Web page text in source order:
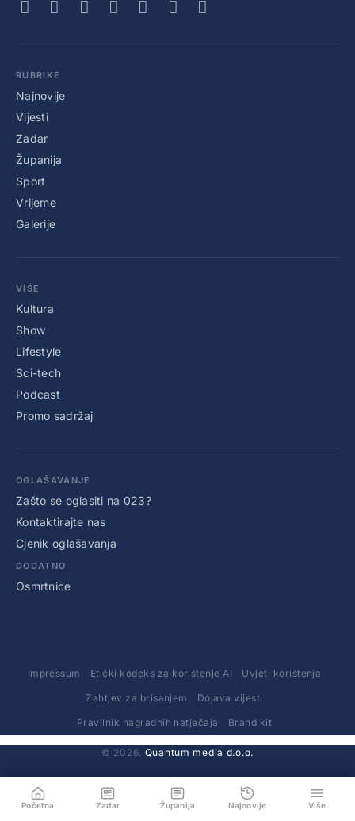
RUBRIKE
Najnovije
Vijesti
Zadar
Županija
Sport
Vrijeme
Galerije
VIŠE
Kultura
Show
Lifestyle
Sci-tech
Podcast
Promo sadržaj
OGLAŠAVANJE
Zašto se oglasiti na 023?
Kontaktirajte nas
Cjenik oglašavanja
DODATNO
Osmrtnice
Impressum Etički kodeks za korištenje AI Uvjeti korištenja
Zahtjev za brisanjem Dojava vijesti
Pravilnik nagradnih natječaja Brand kit
© 2026. Quantum media d.o.o.
Početna Zadar Županija Najnovije Više